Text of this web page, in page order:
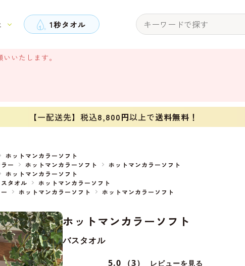
1秒タオル
いたします。
【一配送先】税込8,800円以上で送料無料！
ホットマンカラーソフト
ー ホットマンカラーソフト
ホットマンカラーソフト
ホットマンカラーソフト
タオル
ホットマンカラーソフト
ホットマンカラーソフト ホットマンカラーソフト
ホットマンカラーソフト
バスタオル
5.0 （3） レビューを見る